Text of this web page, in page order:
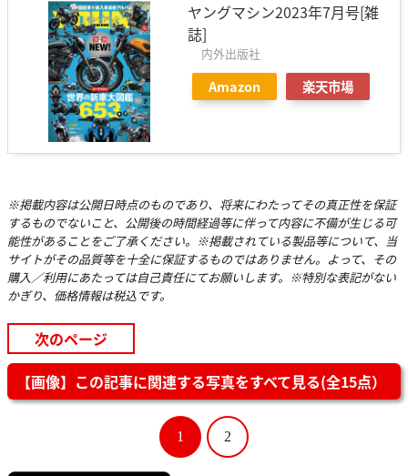
ヤングマシン2023年7月号[雑
誌]
内外出版社
Amazon 楽天市場
※掲載内容は公開日時点のものであり、将来にわたってその真正性を保証
するものでないこと、公開後の時間経過等に伴って内容に不備が生じる可
能性があることをご了承ください。※掲載されている製品等について、当
サイトがその品質等を十全に保証するものではありません。よって、その
購入／利用にあたっては自己責任にてお願いします。※特別な表記がない
かぎり、価格情報は税込です。
次のページ
【画像】この記事に関連する写真をすべて見る(全15点）
1 2